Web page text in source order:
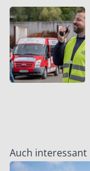
Auch interessant